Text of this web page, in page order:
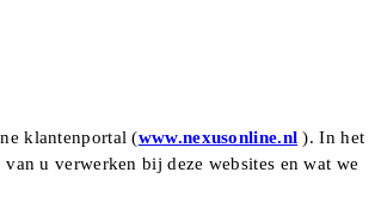
klantenportal (www.nexusonline.nl ). In het
u verwerken bij deze websites en wat we